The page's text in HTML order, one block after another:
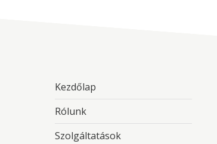
Kezdőlap
Rólunk
Szolgáltatások